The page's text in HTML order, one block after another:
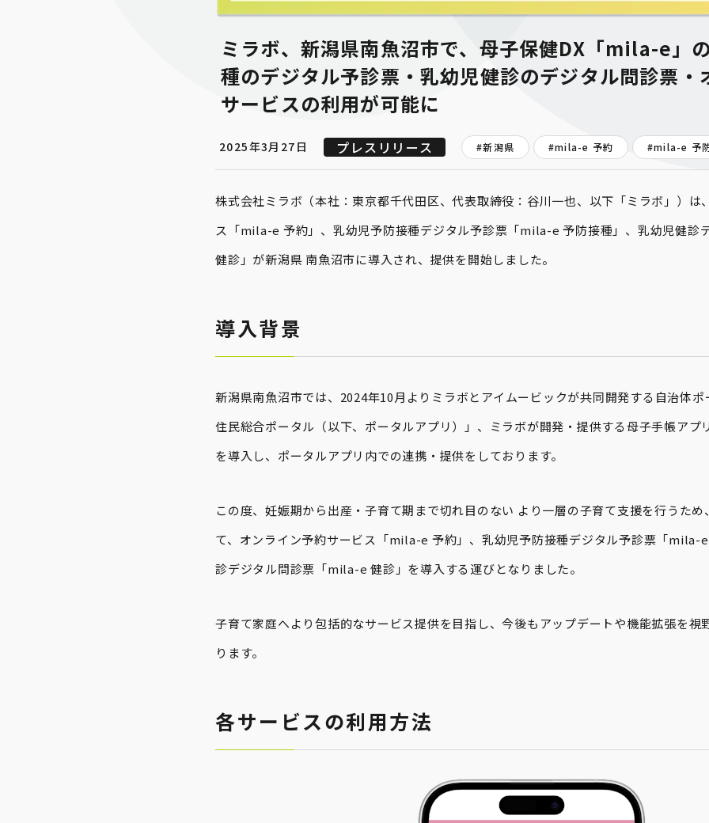
ミラボ、新潟県南魚沼市で、母子保健DX「mila-e」
種のデジタル予診票・乳幼児健診のデジタル問診票・
サービスの利用が可能に
2025年3月27日 プレスリリース #新潟県 #mila-e 予約 #mila-e 予
株式会社ミラボ（本社：東京都千代田区、代表取締役：谷川一也、以下「ミラボ」）は
ス「mila-e 予約」、乳幼児予防接種デジタル予診票「mila-e 予防接種」、乳幼児健診
健診」が新潟県 南魚沼市に導入され、提供を開始しました。
導入背景
新潟県南魚沼市では、2024年10月よりミラボとアイムービックが共同開発する自治体
住民総合ポータル（以下、ポータルアプリ）」、ミラボが開発・提供する母子手帳アプ
を導入し、ポータルアプリ内での連携・提供をしております。
この度、妊娠期から出産・子育て期まで切れ目のない より一層の子育て支援を行うた
て、オンライン予約サービス「mila-e 予約」、乳幼児予防接種デジタル予診票「mila-
診デジタル問診票「mila-e 健診」を導入する運びとなりました。
子育て家庭へより包括的なサービス提供を目指し、今後もアップデートや機能拡張を視
ります。
各サービスの利用方法